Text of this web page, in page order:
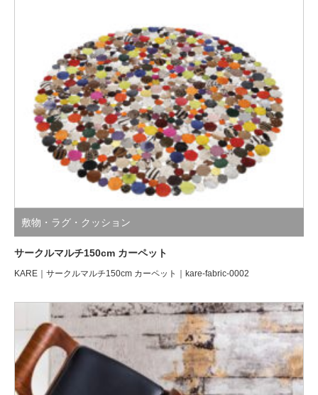
敷物・ラグ・クッション
サークルマルチ150cm カーペット
KARE｜サークルマルチ150cm カーペット｜kare-fabric-0002